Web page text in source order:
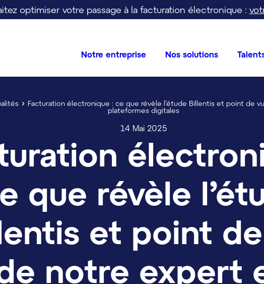
optimiser votre passage à la facturation électronique :
Notre entreprise Nos solutions
Facturation électronique : ce que révèle l’étude Billentis et point de
plateformes digitales
14 Mai 2025
que révèle
et point
notre expert